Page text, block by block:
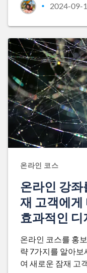
• 2024-09-
온라인 코스
온라인 강좌
재 고객에게
효과적인 디
온라인 코스를 홍
략 7가지를 알아보
여 새로운 잠재 고